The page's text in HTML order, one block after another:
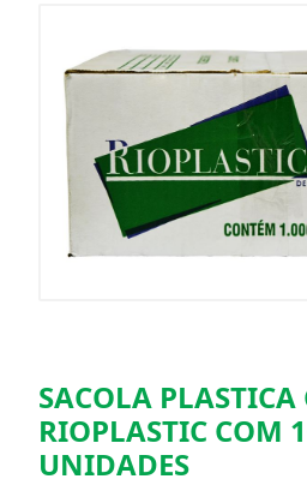
SACOLA
RIOPLASTIC COM
UNIDADES